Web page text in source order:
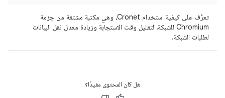
تعرَّف على كيفية استخدام Cronet، وهي مكتبة مشتقة من حِزمة
Chromium للشبكة، لتقليل وقت الاستجابة وزيادة معدل نقل البيانات
لطلبات الشبكة.
هل كان المحتوى مفيدًا؟